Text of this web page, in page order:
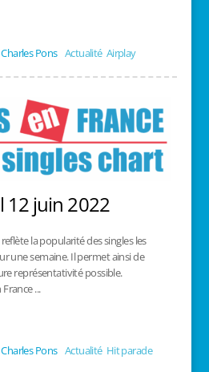
Charles Pons/ Actualité, Airplay
12 juin 2022
la popularité des singles les
une semaine. Il permet ainsi de
représentativité possible.
...
Charles Pons/ Actualité, Hit parade